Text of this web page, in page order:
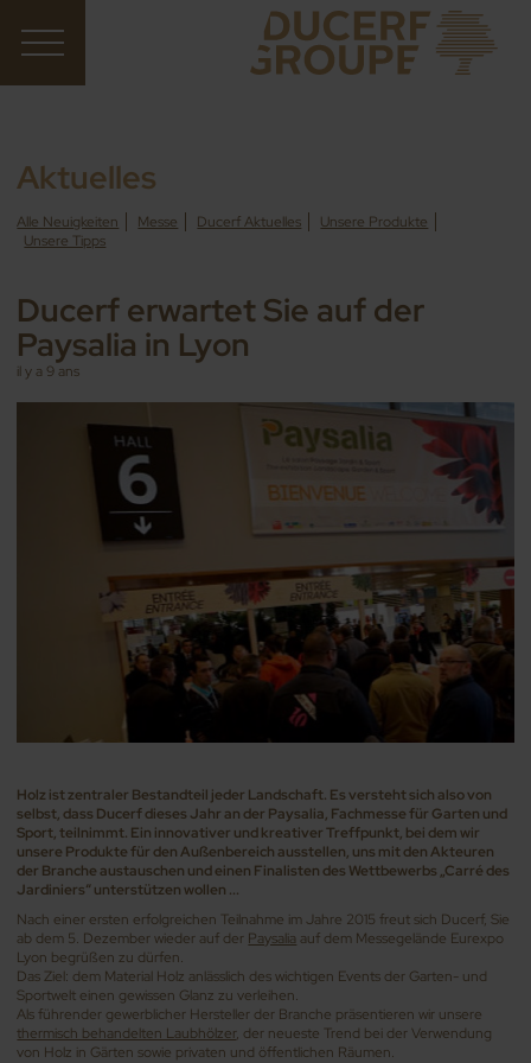
Aktuelles
Alle Neuigkeiten Messe Ducerf Aktuelles
Unsere Produkte
Unsere Tipps
Ducerf erwartet Sie auf der
Paysalia in Lyon
il y a 9 ans
Holz ist zentraler Bestandteil jeder Landschaft. Es versteht sich also von
selbst, dass Ducerf dieses Jahr an der Paysalia, Fachmesse für Garten und
Sport, teilnimmt. Ein innovativer und kreativer Treffpunkt, bei dem wir
unsere Produkte für den Außenbereich ausstellen, uns mit den Akteuren
der Branche austauschen und einen Finalisten des Wettbewerbs „Carré des
Jardiniers“ unterstützen wollen ...
Nach einer ersten erfolgreichen Teilnahme im Jahre 2015 freut sich Ducerf, Sie
ab dem 5. Dezember wieder auf der Paysalia auf dem Messegelände Eurexpo
Lyon begrüßen zu dürfen.
Das Ziel: dem Material Holz anlässlich des wichtigen Events der Garten- und
Sportwelt einen gewissen Glanz zu verleihen.
Als führender gewerblicher Hersteller der Branche präsentieren wir unsere
thermisch behandelten Laubhölzer, der neueste Trend bei der Verwendung
von Holz in Gärten sowie privaten und öffentlichen Räumen.